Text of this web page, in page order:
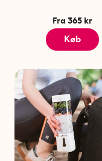
Fra 365 kr
Køb